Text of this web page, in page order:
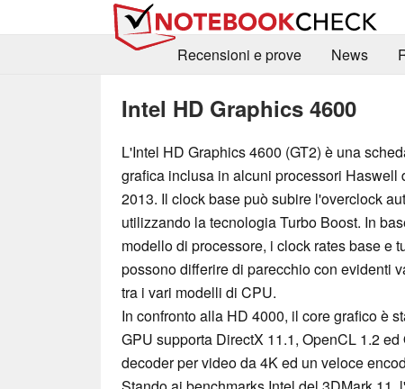
Recensioni e prove
News
Intel HD Graphics 4600
L'Intel HD Graphics 4600 (GT2) è una
grafica inclusa in alcuni processori Haswell
2013. Il clock base può subire l'overclock
utilizzando la tecnologia Turbo Boost. In
modello di processore, i clock rates base e
possono differire di parecchio con evidenti
tra i vari modelli di CPU.
In confronto alla HD 4000, il core grafico è
GPU supporta DirectX 11.1, OpenCL 1.2
decoder per video da 4K ed un veloce